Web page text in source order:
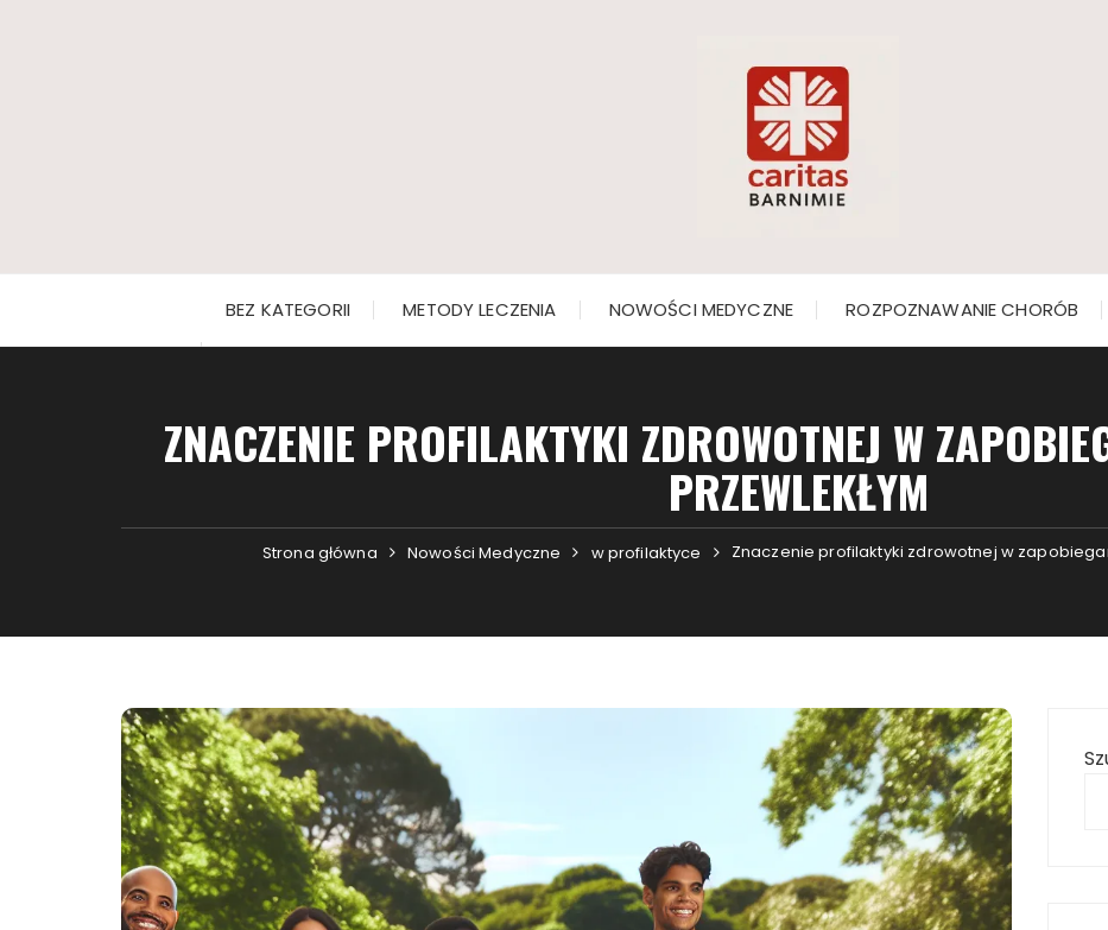
BEZ KATEGORII METODY LECZENIA NOWOŚCI MEDYCZNE ROZPOZNAWANIE CHORÓB
ZNACZENIE PROFILAKTYKI ZDROWOTNEJ W
PRZEWLEKŁYM
Strona główna Nowości Medyczne w profilaktyce Znaczenie profilaktyki zdrowotnej w